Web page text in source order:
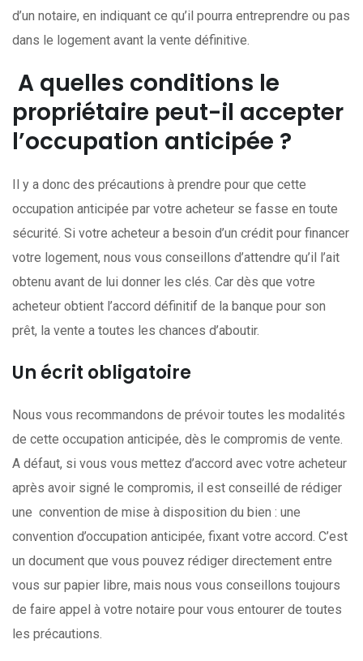
d’un notaire, en indiquant ce qu’il pourra entreprendre ou pas
dans le logement avant la vente définitive.
A quelles conditions le
propriétaire peut-il accepter
l’occupation anticipée ?
Il y a donc des précautions à prendre pour que cette
occupation anticipée par votre acheteur se fasse en toute
sécurité. Si votre acheteur a besoin d’un crédit pour financer
votre logement, nous vous conseillons d’attendre qu’il l’ait
obtenu avant de lui donner les clés. Car dès que votre
acheteur obtient l’accord définitif de la banque pour son
prêt, la vente a toutes les chances d’aboutir.
Un écrit obligatoire
Nous vous recommandons de prévoir toutes les modalités
de cette occupation anticipée, dès le compromis de vente.
A défaut, si vous vous mettez d’accord avec votre acheteur
après avoir signé le compromis, il est conseillé de rédiger
une convention de mise à disposition du bien : une
convention d’occupation anticipée, fixant votre accord. C’est
un document que vous pouvez rédiger directement entre
vous sur papier libre, mais nous vous conseillons toujours
de faire appel à votre notaire pour vous entourer de toutes
les précautions.